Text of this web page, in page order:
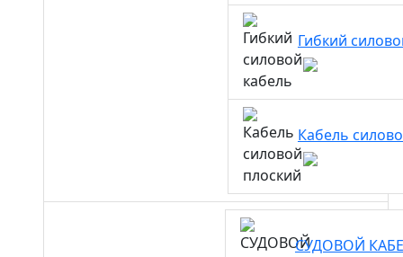
Гибкий
Кабель
СУДОВОЙ